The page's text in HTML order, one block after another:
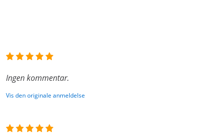
Ingen kommentar.
Vis den originale anmeldelse